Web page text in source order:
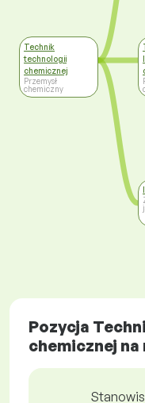
Technik
technologii
chemicznej
Przemysł
chemiczny
Pozycja
chemicznej